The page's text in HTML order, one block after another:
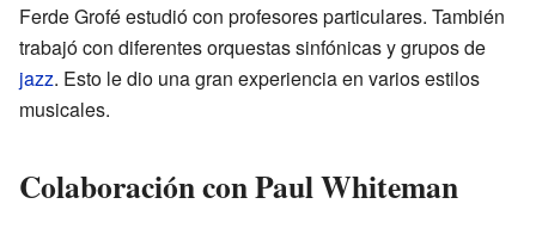
Ferde Grofé estudió con profesores particulares. También
trabajó con diferentes orquestas sinfónicas y grupos de
jazz. Esto le dio una gran experiencia en varios estilos
musicales.
Colaboración con Paul Whiteman